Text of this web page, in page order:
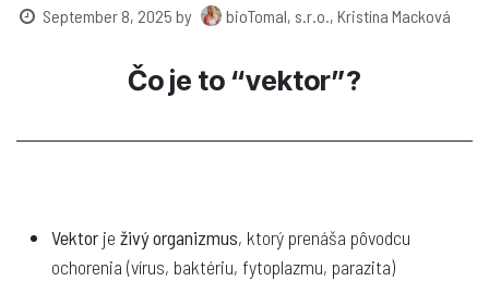
September 8, 2025 by bioTomal, s.r.o., Kristína Macková
Čo je to “vektor”?
Vektor je živý organizmus, ktorý prenáša pôvodcu
ochorenia (vírus, baktériu, fytoplazmu, parazita)